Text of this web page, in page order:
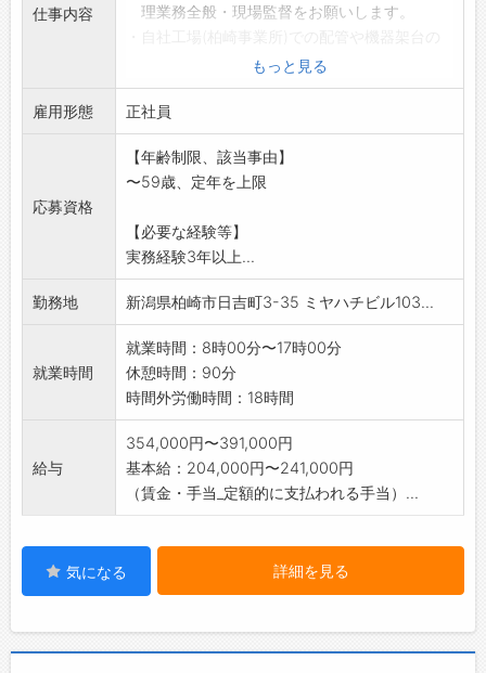
仕事内容
理業務全般・現場監督をお願いします。
・現地施工管理や安全管理等の現場監督
*ミーティング、メール確認、工場にて進捗確
認、行程通りに作業
が進んでいるか確認や指示をおこない工程管
理をして頂きます。
する業務もお願い
いたします。
変更範囲:会社の業務全般
もっと見る
雇用形態 正社員
応募資格
【年齢制限、該当事由】
〜59歳、定年を上限
【必要な経験等】
実務経験3年以上...
勤務地 新潟県柏崎市日吉町3-35 ミヤハチビル103...
就業時間
就業時間：8時00分〜17時00分
休憩時間：90分
時間外労働時間：18時間
給与
354,000円〜391,000円
基本給：204,000円〜241,000円
（賃金・手当_定額的に支払われる手当）...
気になる 詳細を見る